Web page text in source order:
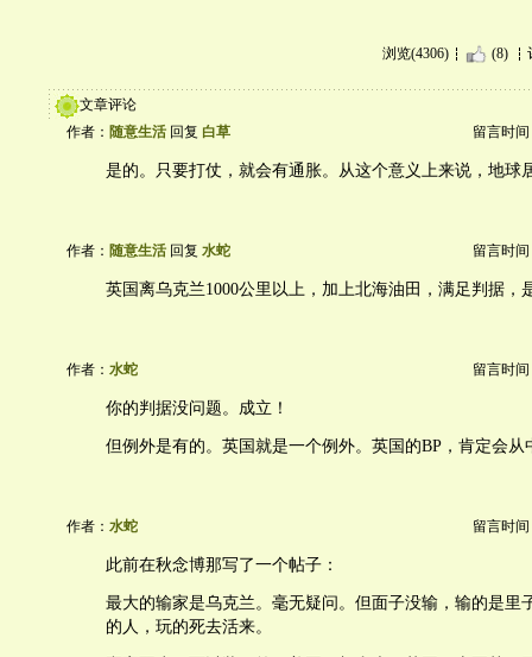
浏览(4306) (8)
文章评论
作者： 随意生活 回复 白草 留言时间
是的。只要打仗，就会有通胀。从这个意义上来说，地球
作者： 随意生活 回复 水蛇 留言时间
英国离乌克兰1000公里以上，加上北海油田，满足判据，
作者： 水蛇 留言时间
你的判据没问题。成立！
但例外是有的。英国就是一个例外。英国的BP，肯定会从
作者： 水蛇 留言时间
此前在秋念博那写了一个帖子：
最大的输家是乌克兰。毫无疑问。但面子没输，输的是里
的人，玩的死去活来。